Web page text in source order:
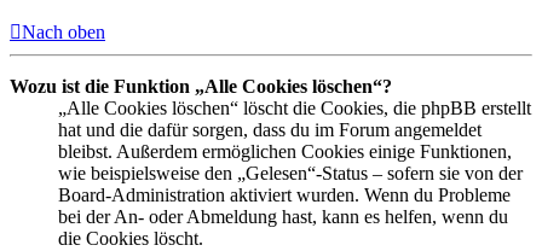
Nach oben
Wozu ist die Funktion „Alle Cookies löschen“?
„Alle Cookies löschen“ löscht die Cookies, die phpBB erstellt
hat und die dafür sorgen, dass du im Forum angemeldet
bleibst. Außerdem ermöglichen Cookies einige Funktionen,
wie beispielsweise den „Gelesen“-Status – sofern sie von der
Board-Administration aktiviert wurden. Wenn du Probleme
bei der An- oder Abmeldung hast, kann es helfen, wenn du
die Cookies löscht.